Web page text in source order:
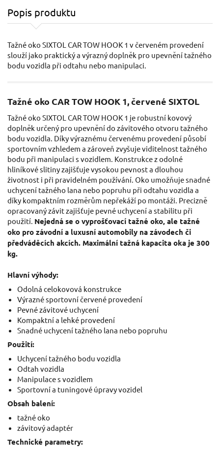
Popis produktu
Tažné oko SIXTOL CAR TOW HOOK 1 v červeném provedení
slouží jako praktický a výrazný doplněk pro upevnění tažného
bodu vozidla při odtahu nebo manipulaci.
Tažné oko CAR TOW HOOK 1, červené SIXTOL
Tažné oko SIXTOL CAR TOW HOOK 1 je robustní kovový
doplněk určený pro upevnění do závitového otvoru tažného
bodu vozidla. Díky výraznému červenému provedení působí
sportovním vzhledem a zároveň zvyšuje viditelnost tažného
bodu při manipulaci s vozidlem. Konstrukce z odolné
hliníkové slitiny zajišťuje vysokou pevnost a dlouhou
životnost i při pravidelném používání. Oko umožňuje snadné
uchycení tažného lana nebo popruhu při odtahu vozidla a
díky kompaktním rozměrům nepřekáží po montáži. Precizně
opracovaný závit zajišťuje pevné uchycení a stabilitu při
použití. Nejedná se o vyprošťovací tažné oko, ale tažné
oko pro závodní a luxusní automobily na závodech či
předváděcích akcích. Maximální tažná kapacita oka je 300
kg.
Hlavní výhody:
Odolná celokovová konstrukce
Výrazné sportovní červené provedení
Pevné závitové uchycení
Kompaktní a lehké provedení
Snadné uchycení tažného lana nebo popruhu
Použití:
Uchycení tažného bodu vozidla
Odtah vozidla
Manipulace s vozidlem
Sportovní a tuningové úpravy vozidel
Obsah balení:
tažné oko
závitový adaptér
Technické parametry: